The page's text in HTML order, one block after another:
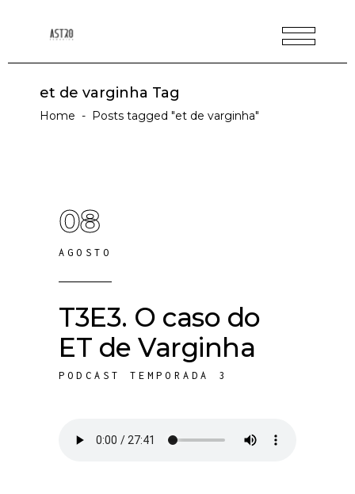
et de varginha Tag
Home - Posts tagged "et de varginha"
08
AGOSTO
T3E3. O caso do
ET de Varginha
PODCAST TEMPORADA 3